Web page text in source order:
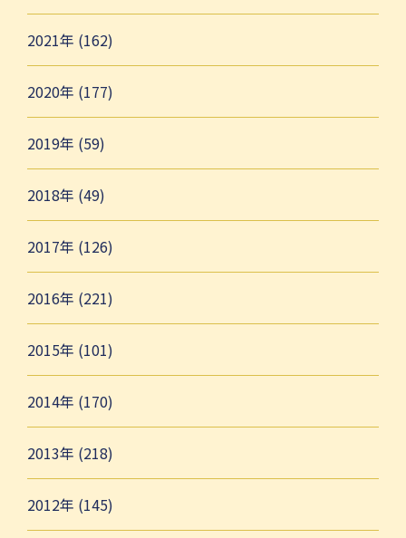
2021年 (162)
2020年 (177)
2019年 (59)
2018年 (49)
2017年 (126)
2016年 (221)
2015年 (101)
2014年 (170)
2013年 (218)
2012年 (145)